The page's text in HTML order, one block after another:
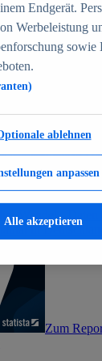
Zum
nach
2024
Deutschland 2005-
Deutschland nach
in
Wandel - Daten
in
Zum
Endgerät.
Werbeleistung
sowie
anpassen
ablehnen
Alle akzeptieren